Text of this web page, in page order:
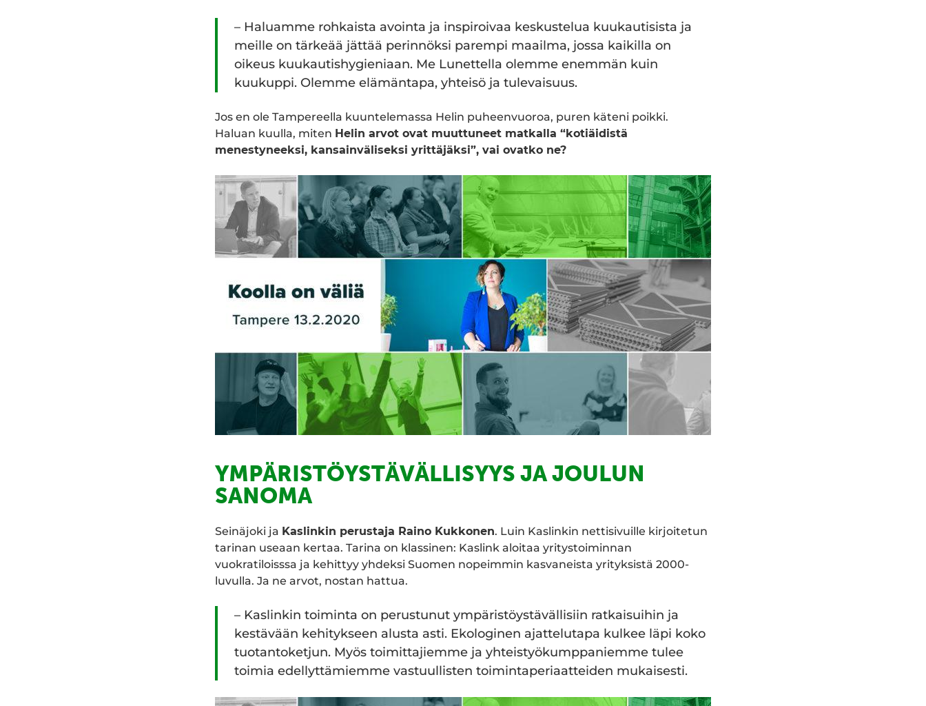
– Haluamme rohkaista avointa ja inspiroivaa keskustelua kuukautisista ja
meille on tärkeää jättää perinnöksi parempi maailma, jossa kaikilla on
oikeus kuukautishygieniaan. Me Lunettella olemme enemmän kuin
kuukuppi. Olemme elämäntapa, yhteisö ja tulevaisuus.
Jos en ole Tampereella kuuntelemassa Helin puheenvuoroa, puren käteni poikki.
Haluan kuulla, miten Helin arvot ovat muuttuneet matkalla “kotiäidistä
menestyneeksi, kansainväliseksi yrittäjäksi”, vai ovatko ne?
YMPÄRISTÖYSTÄVÄLLISYYS JA JOULUN
SANOMA
Seinäjoki ja Kaslinkin perustaja Raino Kukkonen. Luin Kaslinkin nettisivuille kirjoitetun
tarinan useaan kertaa. Tarina on klassinen: Kaslink aloitaa yritystoiminnan
vuokratiloisssa ja kehittyy yhdeksi Suomen nopeimmin kasvaneista yrityksistä 2000-
luvulla. Ja ne arvot, nostan hattua.
– Kaslinkin toiminta on perustunut ympäristöystävällisiin ratkaisuihin ja
kestävään kehitykseen alusta asti. Ekologinen ajattelutapa kulkee läpi koko
tuotantoketjun. Myös toimittajiemme ja yhteistyökumppaniemme tulee
toimia edellyttämiemme vastuullisten toimintaperiaatteiden mukaisesti.